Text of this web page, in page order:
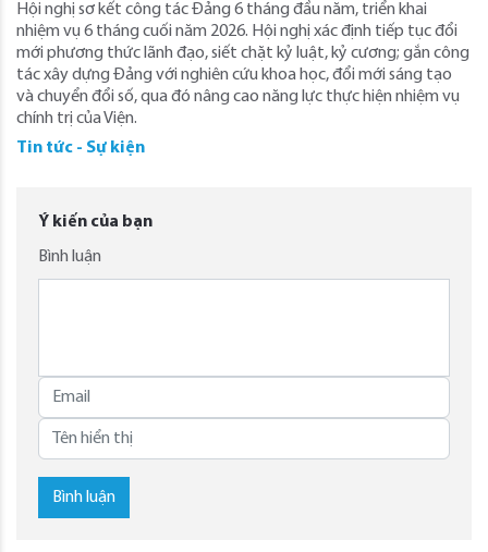
Hội nghị sơ kết công tác Đảng 6 tháng đầu năm, triển khai
nhiệm vụ 6 tháng cuối năm 2026. Hội nghị xác định tiếp tục đổi
mới phương thức lãnh đạo, siết chặt kỷ luật, kỷ cương; gắn công
tác xây dựng Đảng với nghiên cứu khoa học, đổi mới sáng tạo
và chuyển đổi số, qua đó nâng cao năng lực thực hiện nhiệm vụ
chính trị của Viện.
Tin tức - Sự kiện
Ý kiến của bạn
Bình luận
Bình luận